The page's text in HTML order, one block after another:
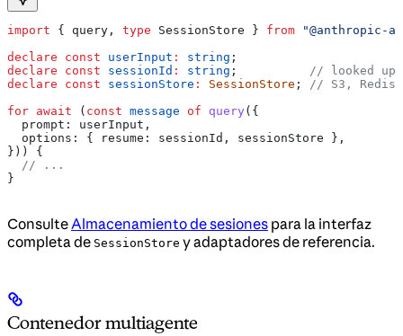
import { query , type SessionStore } from "@anthropic-
declare const userInput : string ;
declare const sessionId : string ; // looked up
declare const sessionStore : SessionStore ; // S3, Redis,
for await ( const message of query ({
  prompt:
userInput ,
  options:
{ resume: sessionId , sessionStore },
})) {
  // ...
}
ConsulteAlmacenamiento de sesiones para la interfaz
completa de SessionStore y adaptadores de referencia.
Contenedor multiagente